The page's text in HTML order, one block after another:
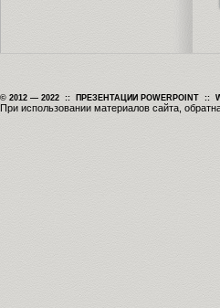
© 2012 — 2022 :: ПРЕЗЕНТАЦИИ POWERPOINT ::
При использовании материалов сайта,